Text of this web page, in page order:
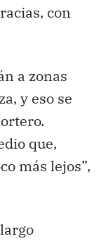
con
a zonas
y eso se
que,
más lejos”,